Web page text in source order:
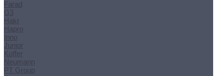
Farad
G3
Hakr
Hapro
Inno
Junior
Koffer
Neumann
PT Group